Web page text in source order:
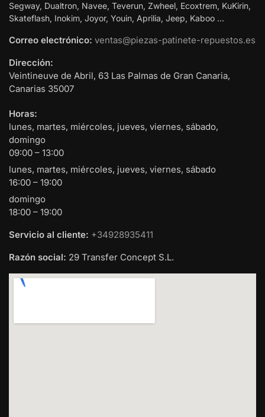
Segway, Dualtron, Navee, Teverun, Zwheel, Ecoxtrem, KuKirin,
Skateflash, Inokim, Joyor, Youin, Aprilia, Jeep, Kaboo …
Correo electrónico: ventas@piezas-patinete-repuestos.es
Dirección:
Veintineuve de Abril, 63 Las Palmas de Gran Canaria,
Canarias 35007
Horas:
lunes, martes, miércoles, jueves, viernes, sábado,
domingo
09:00 – 13:00
lunes, martes, miércoles, jueves, viernes, sábado
16:00 – 19:00
domingo
18:00 – 19:00
Servicio al cliente: +34928935411
Razón social: 29 Transfer Concept S.L.